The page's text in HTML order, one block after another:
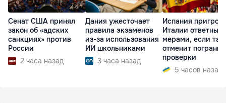
Сенат США принял
закон об «адских
санкциях» против
России
2 часа назад
Дания ужесточает
правила экзаменов
из-за использования
ИИ школьниками
3 часа назад
Испания
Италии
мерами, если та
отменит
проверки
5 часов назад